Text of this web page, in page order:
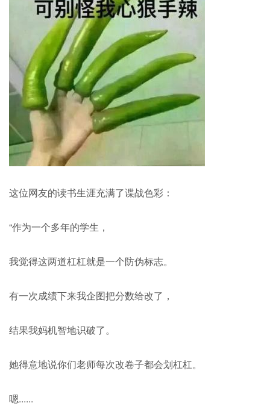
这位网友的读书生涯充满了谍战色彩：
“作为一个多年的学生，
我觉得这两道杠杠就是一个防伪标志。
有一次成绩下来我企图把分数给改了，
结果我妈机智地识破了。
她得意地说你们老师每次改卷子都会划杠杠。
嗯......